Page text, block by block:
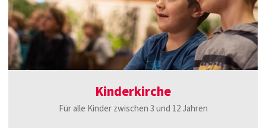
Kinderkirche
Für alle Kinder zwischen 3 und 12 Jahren